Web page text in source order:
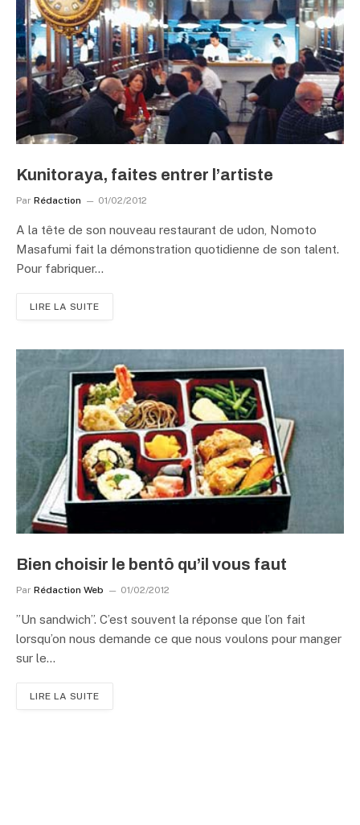
Kunitoraya, faites entrer l’artiste
Par Rédaction 01/02/2012
A la tête de son nouveau restaurant de udon, Nomoto
Masafumi fait la démonstration quotidienne de son talent.
Pour fabriquer…
LIRE LA SUITE
Bien choisir le bentô qu’il vous faut
Par Rédaction Web 01/02/2012
”Un sandwich”. C’est souvent la réponse que l’on fait
lorsqu’on nous demande ce que nous voulons pour manger
sur le…
LIRE LA SUITE